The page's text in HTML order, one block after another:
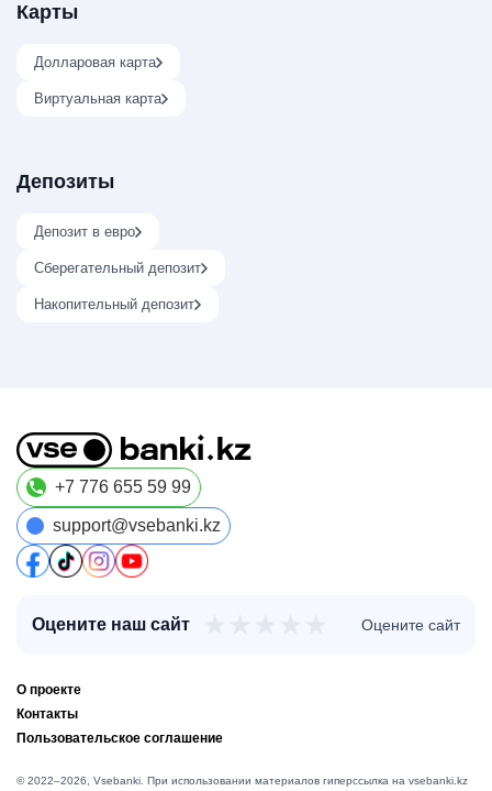
Карты
Долларовая карта
Виртуальная карта
Депозиты
Депозит в евро
Сберегательный депозит
Накопительный депозит
+7 776 655 59 99
support@vsebanki.kz
Оцените наш сайт Оцените сайт
О проекте
Контакты
Пользовательское соглашение
© 2022–2026, Vsebanki. При использовании материалов гиперссылка на vsebanki.kz